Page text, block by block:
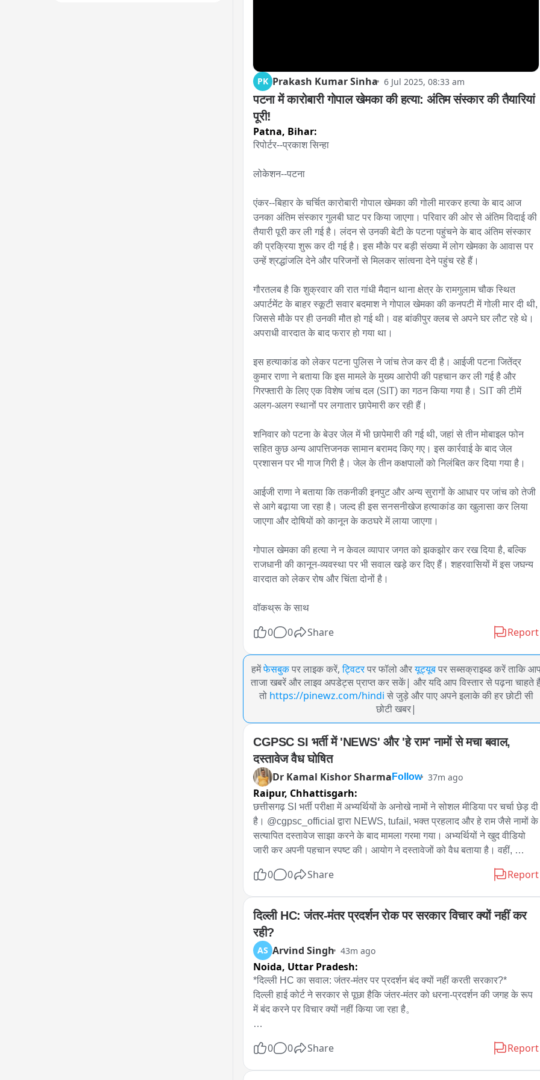
PK Prakash Kumar Sinha 6 Jul 2025, 08:33 am
पटना में कारोबारी गोपाल खेमका की हत्या: अंतिम संस्कार की तैयारियां
पूरी!
Patna, Bihar:
रिपोर्टर--प्रकाश सिन्हा
लोकेशन--पटना
एंकर--बिहार के चर्चित कारोबारी गोपाल खेमका की गोली मारकर हत्या के बाद आज
उनका अंतिम संस्कार गुलबी घाट पर किया जाएगा। परिवार की ओर से अंतिम विदाई की
तैयारी पूरी कर ली गई है। लंदन से उनकी बेटी के पटना पहुंचने के बाद अंतिम संस्कार
की प्रक्रिया शुरू कर दी गई है। इस मौके पर बड़ी संख्या में लोग खेमका के आवास पर
उन्हें श्रद्धांजलि देने और परिजनों से मिलकर सांत्वना देने पहुंच रहे हैं।
गौरतलब है कि शुक्रवार की रात गांधी मैदान थाना क्षेत्र के रामगुलाम चौक स्थित
अपार्टमेंट के बाहर स्कूटी सवार बदमाश ने गोपाल खेमका की कनपटी में गोली मार दी थी,
जिससे मौके पर ही उनकी मौत हो गई थी। वह बांकीपुर क्लब से अपने घर लौट रहे थे।
अपराधी वारदात के बाद फरार हो गया था।
इस हत्याकांड को लेकर पटना पुलिस ने जांच तेज कर दी है। आईजी पटना जितेंद्र
कुमार राणा ने बताया कि इस मामले के मुख्य आरोपी की पहचान कर ली गई है और
गिरफ्तारी के लिए एक विशेष जांच दल (SIT) का गठन किया गया है। SIT की टीमें
अलग-अलग स्थानों पर लगातार छापेमारी कर रही हैं।
शनिवार को पटना के बेउर जेल में भी छापेमारी की गई थी, जहां से तीन मोबाइल फोन
सहित कुछ अन्य आपत्तिजनक सामान बरामद किए गए। इस कार्रवाई के बाद जेल
प्रशासन पर भी गाज गिरी है। जेल के तीन कक्षपालों को निलंबित कर दिया गया है।
आईजी राणा ने बताया कि तकनीकी इनपुट और अन्य सुरागों के आधार पर जांच को तेजी
से आगे बढ़ाया जा रहा है। जल्द ही इस सनसनीखेज हत्याकांड का खुलासा कर लिया
जाएगा और दोषियों को कानून के कठघरे में लाया जाएगा।
गोपाल खेमका की हत्या ने न केवल व्यापार जगत को झकझोर कर रख दिया है, बल्कि
राजधानी की कानून-व्यवस्था पर भी सवाल खड़े कर दिए हैं। शहरवासियों में इस जघन्य
वारदात को लेकर रोष और चिंता दोनों है।
वॉकथ्रू के साथ
0 0 Share Report
हमेंफेसबुक पर लाइक करें, ट्विटर पर फॉलो औरयूट्यूब पर सब्सक्राइब्ड करें ताकि
ताजा खबरें और लाइव अपडेट्स प्राप्त कर सकें| और यदि आप विस्तार से पढ़ना चाहते
तो https://pinewz.com/hindi से जुड़े और पाए अपने इलाके की हर छोटी सी
छोटी खबर|
CGPSC SI भर्ती में 'NEWS' और 'हे राम' नामों से मचा बवाल,
दस्तावेज वैध घोषित
Dr Kamal Kishor Sharma Follow 37m ago
Raipur, Chhattisgarh:
छत्तीसगढ़ SI भर्ती परीक्षा में अभ्यर्थियों के अनोखे नामों ने सोशल मीडिया पर चर्चा छेड़ दी
है। @cgpsc_official द्वारा NEWS, tufail, भक्त प्रहलाद और हे राम जैसे नामों के
सत्यापित दस्तावेज साझा करने के बाद मामला गरमा गया। अभ्यर्थियों ने खुद वीडियो
जारी कर अपनी पहचान स्पष्ट की। आयोग ने दस्तावेजों को वैध बताया है। वहीं,
साथियों को अब मेंस की तैयारी के लिए शुभकामनाएं मिल रही हैं।
0 0 Share Report
दिल्ली HC: जंतर-मंतर प्रदर्शन रोक पर सरकार विचार क्यों नहीं कर
रही?
AS Arvind Singh 43m ago
Noida, Uttar Pradesh:
*दिल्ली HC का सवाल: जंतर-मंतर पर प्रदर्शन बंद क्यों नहीं करती सरकार?*
दिल्ली हाई कोर्ट ने सरकार से पूछा हैकि जंतर-मंतर को धरना-प्रदर्शन की जगह के रूप
में बंद करने पर विचार क्यों नहीं किया जा रहा है。
बीच प्रदर्शन नहीं होने चाहिए, क्योंकि इससे पूरे शहर को परेशानी होती है। विरोध-
0 0 Share Report